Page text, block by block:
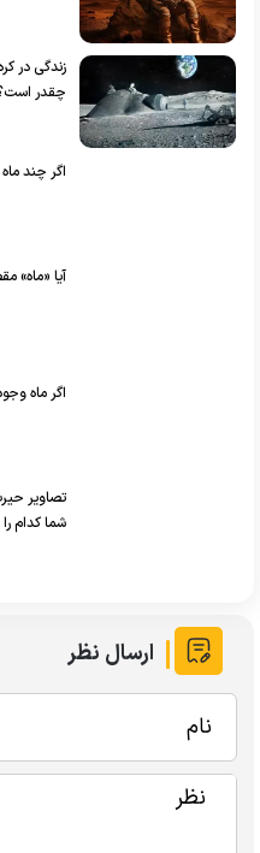
زندگی در
چقدر
اگر چند
آیا «ماه»
اگر ماه
تصاویر
شما کدام‌
ارسال نظر